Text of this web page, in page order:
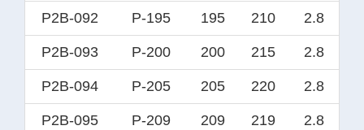
P2B-092 P-195 195 210 2.8
P2B-093 P-200 200 215 2.8
P2B-094 P-205 205 220 2.8
P2B-095 P-209 209 219 2.8